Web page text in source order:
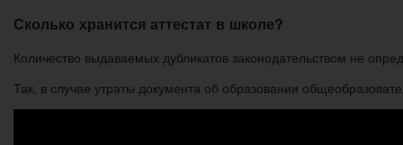
Сколько хранится аттестат в школе?
Количество выдаваемых дубликатов законодательством не
Так, в случае утраты документа об образовании